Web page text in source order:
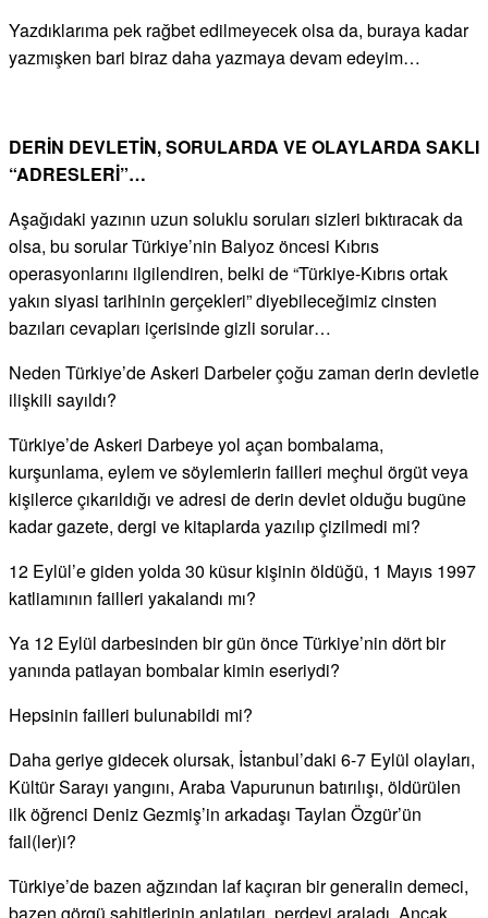
Yazdıklarıma pek rağbet edilmeyecek olsa da, buraya kadar
yazmışken bari biraz daha yazmaya devam edeyim…
DERİN DEVLETİN, SORULARDA VE OLAYLARDA SAKLI
“ADRESLERİ”…
Aşağıdaki yazının uzun soluklu soruları sizleri bıktıracak da
olsa, bu sorular Türkiye’nin Balyoz öncesi Kıbrıs
operasyonlarını ilgilendiren, belki de “Türkiye-Kıbrıs ortak
yakın siyasi tarihinin gerçekleri” diyebileceğimiz cinsten
bazıları cevapları içerisinde gizli sorular…
Neden Türkiye’de Askeri Darbeler çoğu zaman derin devletle
ilişkili sayıldı?
Türkiye’de Askeri Darbeye yol açan bombalama,
kurşunlama, eylem ve söylemlerin failleri meçhul örgüt veya
kişilerce çıkarıldığı ve adresi de derin devlet olduğu bugüne
kadar gazete, dergi ve kitaplarda yazılıp çizilmedi mi?
12 Eylül’e giden yolda 30 küsur kişinin öldüğü, 1 Mayıs 1997
katliamının failleri yakalandı mı?
Ya 12 Eylül darbesinden bir gün önce Türkiye’nin dört bir
yanında patlayan bombalar kimin eseriydi?
Hepsinin failleri bulunabildi mi?
Daha geriye gidecek olursak, İstanbul’daki 6-7 Eylül olayları,
Kültür Sarayı yangını, Araba Vapurunun batırılışı, öldürülen
ilk öğrenci Deniz Gezmiş’in arkadaşı Taylan Özgür’ün
fail(ler)i?
Türkiye’de bazen ağzından laf kaçıran bir generalin demeci,